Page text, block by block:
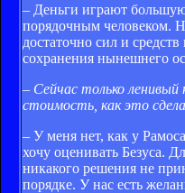
– Деньги играют
порядочным человеком.
достаточно сил и
сохранения нынешнего
– Сейчас только
стоимость, как это
– У меня нет, как у
хочу оценивать Безуса.
никакого решения не
порядке. У нас есть